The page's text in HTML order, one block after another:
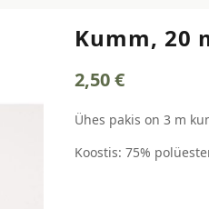
Kumm, 20
2,50€
Ühes pakis on 3 m
Koostis: 75%